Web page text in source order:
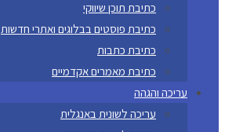
כתיבת תוכן שיווקי
כתיבת פוסטים בבלוגים ואתרי חדשות
כתיבת כתבות
כתיבת מאמרים אקדמיים
עריכה והגהה
עריכה לשונית באנגלית